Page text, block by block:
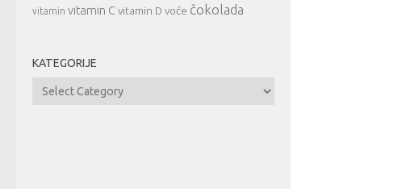
vitamin vitamin C vitamin D voće čokolada
KATEGORIJE
Kategorije